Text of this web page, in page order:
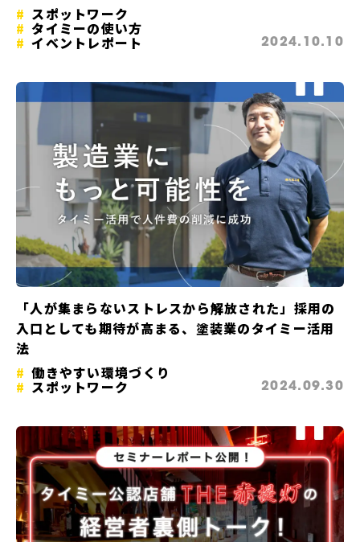
スポットワーク
タイミーの使い方
イベントレポート 2024.10.10
「人が集まらないストレスから解放された」採用の
入口としても期待が高まる、塗装業のタイミー活用
法
働きやすい環境づくり
スポットワーク 2024.09.30